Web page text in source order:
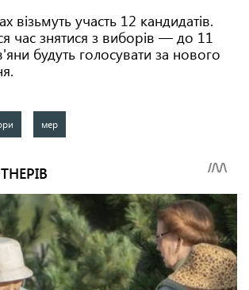
візьмуть участь 12 кандидатів.
час знятися з виборів — до 11
будуть голосувати за нового
мер